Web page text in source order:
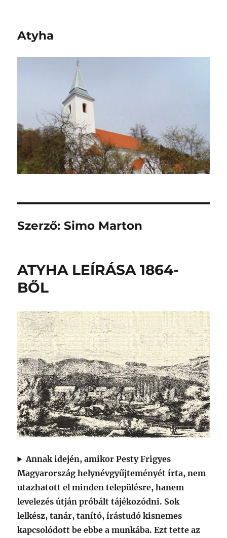
Atyha
Szerző:Simo Marton
ATYHA LEÍRÁSA 1864-
BŐL
Annak idején, amikor Pesty Frigyes
Magyarország helynévgyűjteményét írta, nem
utazhatott el minden településre, hanem
levelezés útján próbált tájékozódni. Sok
lelkész, tanár, tanító, írástudó kisnemes
kapcsolódott be ebbe a munkába. Ezt tette az